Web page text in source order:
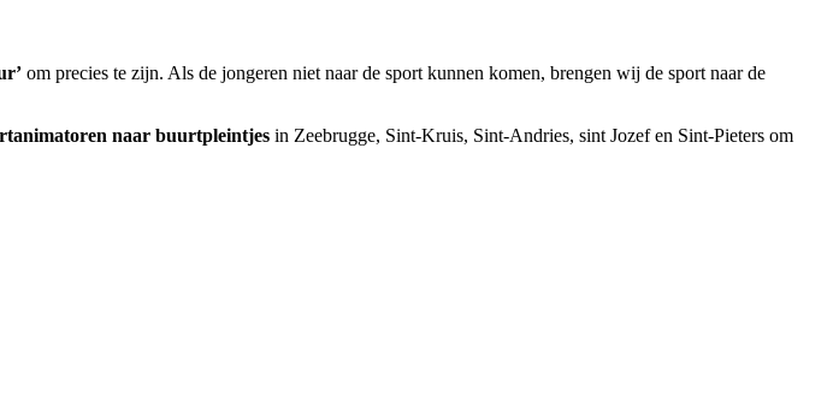
om precies te zijn. Als de jongeren niet naar de sport kunnen komen, brengen wij de sport naar de
naar buurtpleintjes in Zeebrugge, Sint-Kruis, Sint-Andries, sint Jozef en Sint-Pieters om